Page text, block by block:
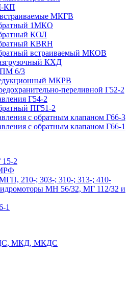
КП
МКГВ
1МКО
КОЛ
КВRН
встраиваемый МКОВ
КХД
6/3
МКРВ
переливной Г52-2
Г54-2
ПГ51-2
с обратным клапаном Г66-3
с обратным клапаном Г66-1
2
210-; 303-; 310-; 313-; 410-
МН 56/32, МГ 112/32 и
1
МКД, МКДС